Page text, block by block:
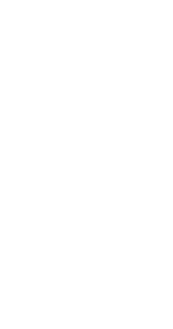
kome su izgorele tri kuće
"Imajući u vidu visoke
Kurtija potrebno je da
utvrdi uzroke požara jer
institucionalno nasilje nad
Istovremeno, Srpska lista
etnički motivisane
"Obaveza međunarodnih
građana, a najbolji primer
se vratila da živi u
strane lokalnih Albanaca
drugo do lažni borci za